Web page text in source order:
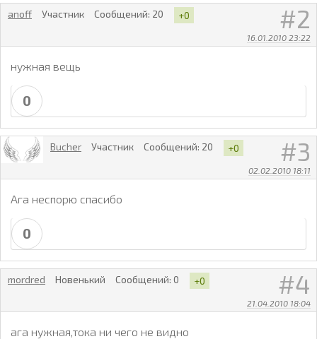
2
16.01.2010 23:22
anoff Участник Сообщений: 20 +0
нужная вещь
0
3
02.02.2010 18:11
Bucher Участник Сообщений: 20 +0
Ага неспорю спасибо
0
4
21.04.2010 18:04
mordred Новенький Сообщений: 0 +0
ага нужная,тока ни чего не видно